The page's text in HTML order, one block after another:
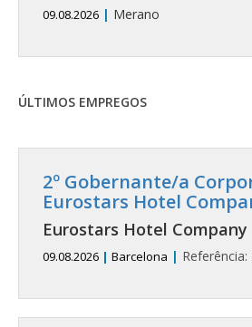
09.08.2026 | Merano
ÚLTIMOS EMPREGOS
2º Gobernante/a
Eurostars Hotel
Eurostars Hotel Company
09.08.2026 | Barcelona | Referência: